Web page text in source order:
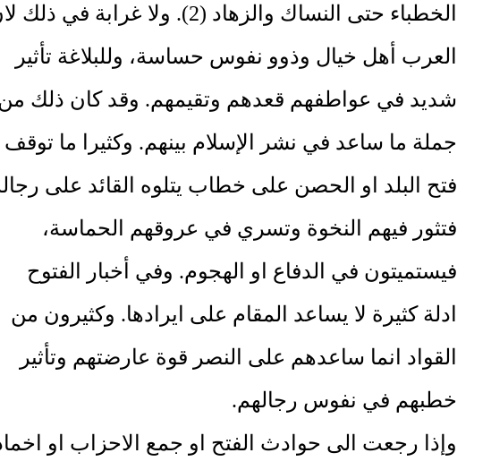
الخطباء حتى النساك والزهاد (2). ولا غرابة في
العرب أهل خيال وذوو نفوس حساسة، وللبلاغة تأثير
شديد في عواطفهم قعدهم وتقيمهم. وقد كان ذلك
جملة ما ساعد في نشر الإسلام بينهم. وكثيرا ما توقف
فتح البلد او الحصن على خطاب يتلوه القائد على
فتثور فيهم النخوة وتسري في عروقهم الحماسة،
فيستميتون في الدفاع او الهجوم. وفي أخبار الفتوح
ادلة كثيرة لا يساعد المقام على ايرادها. وكثيرون من
القواد انما ساعدهم على النصر قوة عارضتهم وتأثير
خطبهم في نفوس رجالهم.
وإذا رجعت الى حوادث الفتح او جمع الاحزاب او